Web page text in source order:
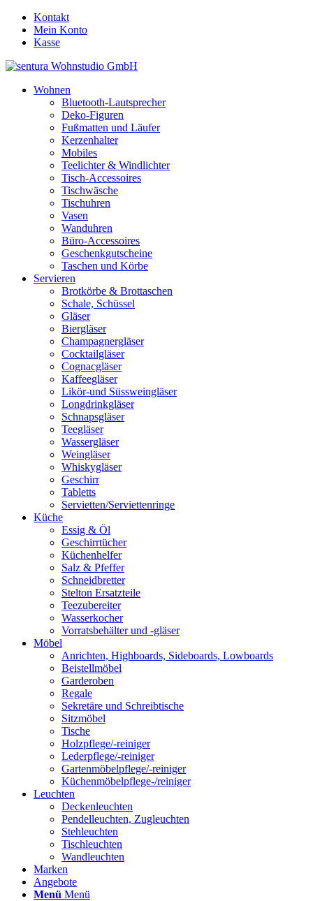
Kontakt
Mein Konto
Kasse
Wohnen
Bluetooth-Lautsprecher
Deko-Figuren
Fußmatten und Läufer
Kerzenhalter
Mobiles
Teelichter & Windlichter
Tisch-Accessoires
Tischwäsche
Tischuhren
Vasen
Wanduhren
Büro-Accessoires
Geschenkgutscheine
Taschen und Körbe
Servieren
Brotkörbe & Brottaschen
Schale, Schüssel
Gläser
Biergläser
Champagnergläser
Cocktailgläser
Cognacgläser
Kaffeegläser
Likör-und Süssweingläser
Longdrinkgläser
Schnapsgläser
Teegläser
Wassergläser
Weingläser
Whiskygläser
Geschirr
Tabletts
Servietten/Serviettenringe
Küche
Essig & Öl
Geschirrtücher
Küchenhelfer
Salz & Pfeffer
Schneidbretter
Stelton Ersatzteile
Teezubereiter
Wasserkocher
Vorratsbehälter und -gläser
Möbel
Anrichten, Highboards, Sideboards, Lowboards
Beistellmöbel
Garderoben
Regale
Sekretäre und Schreibtische
Sitzmöbel
Tische
Holzpflege/-reiniger
Lederpflege/-reiniger
Gartenmöbelpflege/-reiniger
Küchenmöbelpflege-/reiniger
Leuchten
Deckenleuchten
Pendelleuchten, Zugleuchten
Stehleuchten
Tischleuchten
Wandleuchten
Marken
Angebote
Menü Menü